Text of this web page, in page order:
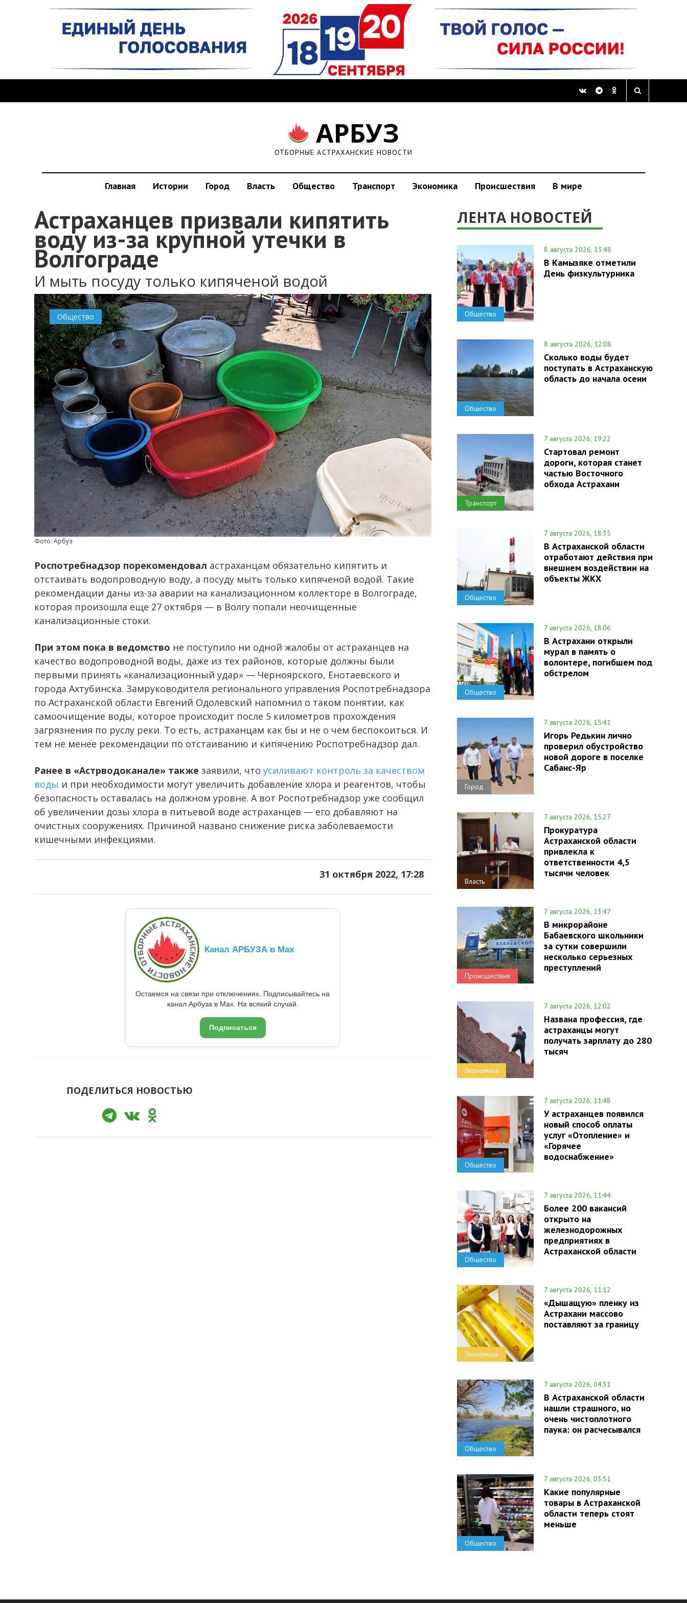
АРБУЗ
ОТБОРНЫЕ АСТРАХАНСКИЕ НОВОСТИ
Главная Истории Город Власть Общество Транспорт Экономика Происшествия В мире
Астраханцев призвали кипятить
воду из-за крупной утечки в
Волгограде
И мыть посуду только кипяченой водой
Общество
Фото: Арбуз
Роспотребнадзор порекомендовал астраханцам обязательно кипятить и
отстаивать водопроводную воду, а посуду мыть только кипяченой водой. Такие
рекомендации даны из-за аварии на канализационном коллекторе в Волгограде,
которая произошла еще 27 октября — в Волгу попали неочищенные
канализационные стоки.
При этом пока в ведомство не поступило ни одной жалобы от астраханцев на
качество водопроводной воды, даже из тех районов, которые должны были
первыми принять «канализационный удар» — Черноярского, Енотаевского и
города Ахтубинска. Замруководителя регионального управления Роспотребнадзора
по Астраханской области Евгений Одолевский напомнил о таком понятии, как
самоочищение воды, которое происходит после 5 километров прохождения
загрязнения по руслу реки. То есть, астраханцам как бы и не о чем беспокоиться. И
тем не менее рекомендации по отстаиванию и кипячению Роспотребнадзор дал.
Ранее в «Астрводоканале» также заявили, что усиливают контроль за качеством
воды и при необходимости могут увеличить добавление хлора и реагентов, чтобы
безопасность оставалась на должном уровне. А вот Роспотребнадзор уже сообщил
об увеличении дозы хлора в питьевой воде астраханцев — его добавляют на
очистных сооружениях. Причиной названо снижение риска заболеваемости
кишечными инфекциями.
31 октября 2022, 17:28
Канал АРБУЗА в Max
Остаемся на связи при отключениях. Подписывайтесь на
канал Арбуза в Max. На всякий случай.
Подписаться
ПОДЕЛИТЬСЯ НОВОСТЬЮ
ЛЕНТА НОВОСТЕЙ
Общество
8 августа 2026, 13:48
В Камызяке отметили
День физкультурника
Общество
8 августа 2026, 12:08
Сколько воды будет
поступать в Астраханскую
область до начала осени
Транспорт
7 августа 2026, 19:22
Стартовал ремонт
дороги, которая станет
частью Восточного
обхода Астрахани
Общество
7 августа 2026, 18:35
В Астраханской области
отработают действия при
внешнем воздействии на
объекты ЖКХ
Общество
7 августа 2026, 18:06
В Астрахани открыли
мурал в память о
волонтере, погибшем под
обстрелом
Город
7 августа 2026, 15:41
Игорь Редькин лично
проверил обустройство
новой дороге в поселке
Сабанс-Яр
Власть
7 августа 2026, 15:27
Прокуратура
Астраханской области
привлекла к
ответственности 4,5
тысячи человек
Происшествия
7 августа 2026, 13:47
В микрорайоне
Бабаевского школьники
за сутки совершили
несколько серьезных
преступлений
Экономика
7 августа 2026, 12:02
Названа профессия, где
астраханцы могут
получать зарплату до 280
тысяч
Общество
7 августа 2026, 11:48
У астраханцев появился
новый способ оплаты
услуг «Отопление» и
«Горячее
водоснабжение»
Общество
7 августа 2026, 11:44
Более 200 вакансий
открыто на
железнодорожных
предприятиях в
Астраханской области
Экономика
7 августа 2026, 11:12
«Дышащую» пленку из
Астрахани массово
поставляют за границу
Общество
7 августа 2026, 04:31
В Астраханской области
нашли страшного, но
очень чистоплотного
паука: он расчесывался
Общество
7 августа 2026, 03:51
Какие популярные
товары в Астраханской
области теперь стоят
меньше